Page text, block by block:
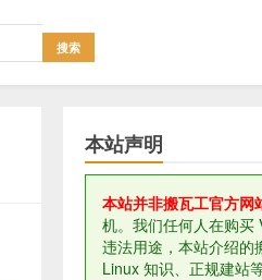
本站声明
本站并非搬瓦工官方网
机。我们任何人在购买
违法用途，本站介绍的
Linux 知识、正规建站